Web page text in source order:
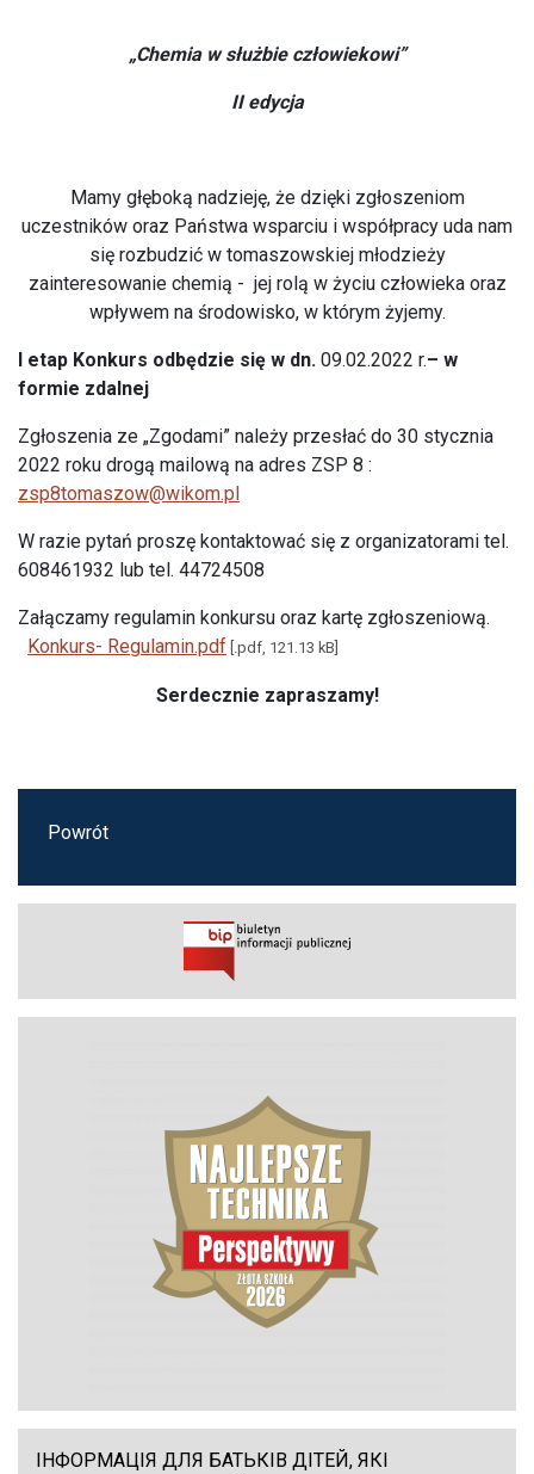
„Chemia w służbie człowiekowi”
II edycja
Mamy głęboką nadzieję, że dzięki zgłoszeniom
uczestników oraz Państwa wsparciu i współpracy uda nam
się rozbudzić w tomaszowskiej młodzieży
zainteresowanie chemią - jej rolą w życiu człowieka oraz
wpływem na środowisko, w którym żyjemy.
I etap Konkurs odbędzie się w dn. 09.02.2022 r.– w
formie zdalnej
Zgłoszenia ze „Zgodami” należy przesłać do 30 stycznia
2022 roku drogą mailową na adres ZSP 8 :
zsp8tomaszow@wikom.pl
W razie pytań proszę kontaktować się z organizatorami tel.
608461932 lub tel. 44724508
Załączamy regulamin konkursu oraz kartę zgłoszeniową.
Konkurs- Regulamin.pdf [.pdf, 121.13 kB]
Serdecznie zapraszamy!
Powrót
ІНФОРМАЦІЯ ДЛЯ БАТЬКІВ ДІТЕЙ, ЯКІ